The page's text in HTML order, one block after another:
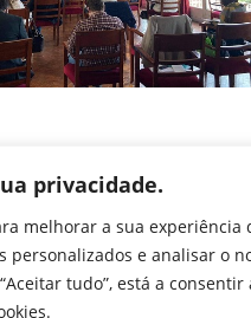
privacidade.
melhorar a sua experiência
personalizados e analisar o
tudo”, está a consentir
Edifício de Jovim